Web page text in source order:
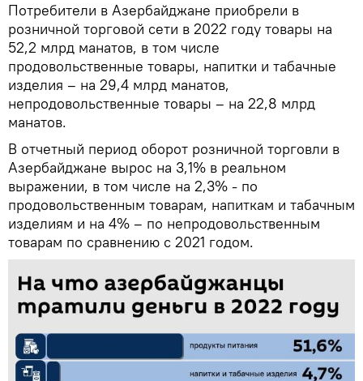
Потребители в Азербайджане приобрели в
розничной торговой сети в 2022 году товары на
52,2 млрд манатов, в том числе
продовольственные товары, напитки и табачные
изделия – на 29,4 млрд манатов,
непродовольственные товары – на 22,8 млрд
манатов.
В отчетный период оборот розничной торговли в
Азербайджане вырос на 3,1% в реальном
выражении, в том числе на 2,3% - по
продовольственным товарам, напиткам и табачным
изделиям и на 4% – по непродовольственным
товарам по сравнению с 2021 годом.